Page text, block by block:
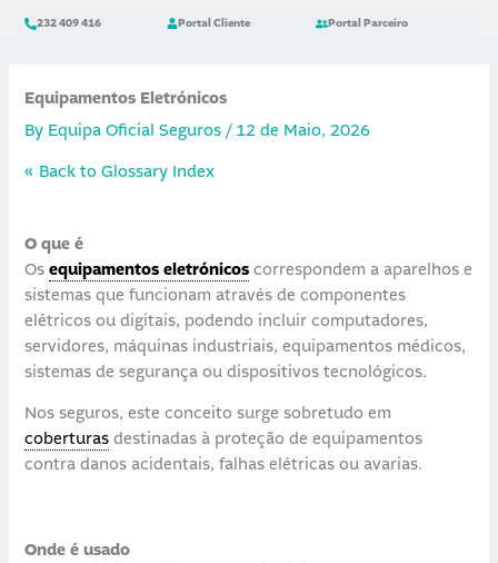
content
232 409 416 Portal Cliente Portal Parceiro
Equipamentos Eletrónicos
By Equipa Oficial Seguros/ 12 de Maio, 2026
« Back to Glossary Index
O que é
Osequipamentos eletrónicos correspondem a aparelhos e
sistemas que funcionam através de componentes
elétricos ou digitais, podendo incluir computadores,
servidores, máquinas industriais, equipamentos médicos,
sistemas de segurança ou dispositivos tecnológicos.
Nos seguros, este conceito surge sobretudo em
coberturas destinadas à proteção de equipamentos
contra danos acidentais, falhas elétricas ou avarias.
Onde é usado